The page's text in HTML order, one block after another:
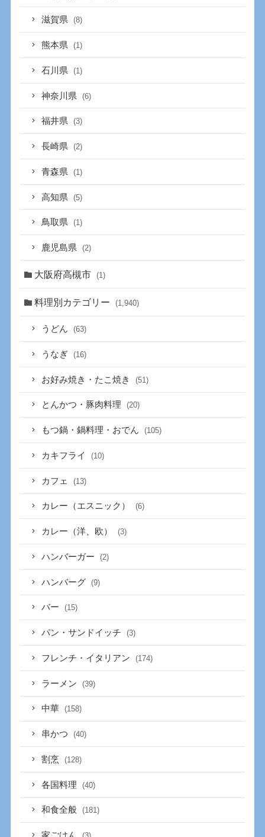
滋賀県 (8)
熊本県 (1)
石川県 (1)
神奈川県 (6)
福井県 (3)
長崎県 (2)
青森県 (1)
高知県 (5)
鳥取県 (1)
鹿児島県 (2)
大阪府高槻市 (1)
料理別カテゴリー (1,940)
うどん (63)
うなぎ (16)
お好み焼き・たこ焼き (51)
とんかつ・豚肉料理 (20)
もつ鍋・鍋料理・おでん (105)
カキフライ (10)
カフェ (13)
カレー（エスニック） (6)
カレー（洋、欧） (3)
ハンバーガー (2)
ハンバーグ (9)
バー (15)
パン・サンドイッチ (3)
フレンチ・イタリアン (174)
ラーメン (39)
中華 (158)
串かつ (40)
割烹 (128)
各国料理 (40)
和食全般 (181)